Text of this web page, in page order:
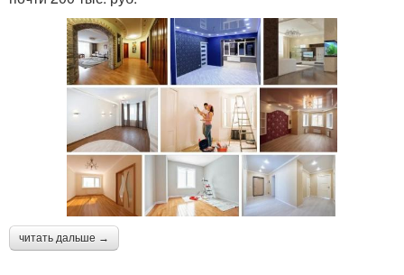
читать дальше →